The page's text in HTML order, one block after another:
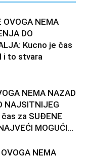
OVOGA NEMA
DO
Kucno je čas
i to stvara
NEMA NAZAD
NAJSITNIJEG
za SUĐENE
MOGUĆI...
NEMA